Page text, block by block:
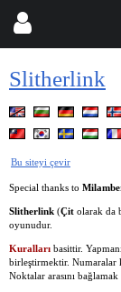
Slitherlink
Bu siteyi çevir
Special thanks to
Slitherlink (Çit olarak da
oyunudur.
Kuralları basittir.
birleştirmektir. Numaralar
Noktalar arasını